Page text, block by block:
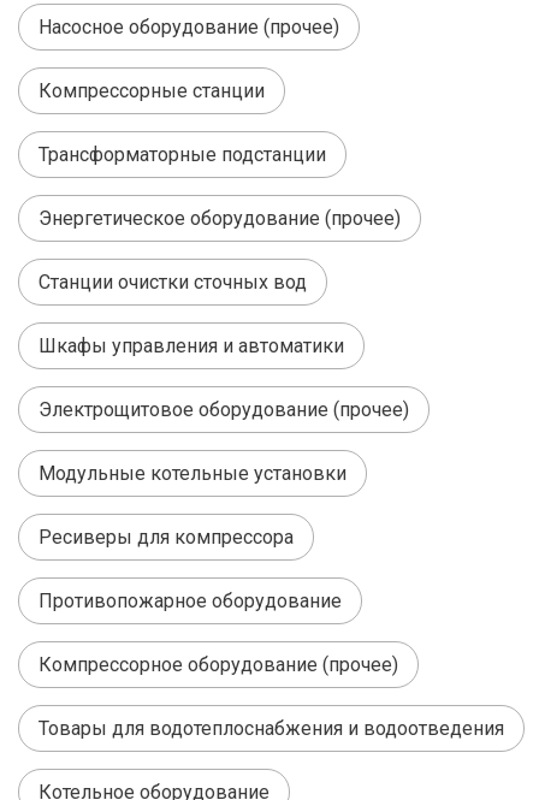
Насосное оборудование (прочее)
Компрессорные станции
Трансформаторные подстанции
Энергетическое оборудование (прочее)
Станции очистки сточных вод
Шкафы управления и автоматики
Электрощитовое оборудование (прочее)
Модульные котельные установки
Ресиверы для компрессора
Противопожарное оборудование
Компрессорное оборудование (прочее)
Товары для водотеплоснабжения и водоотведения
Котельное оборудование